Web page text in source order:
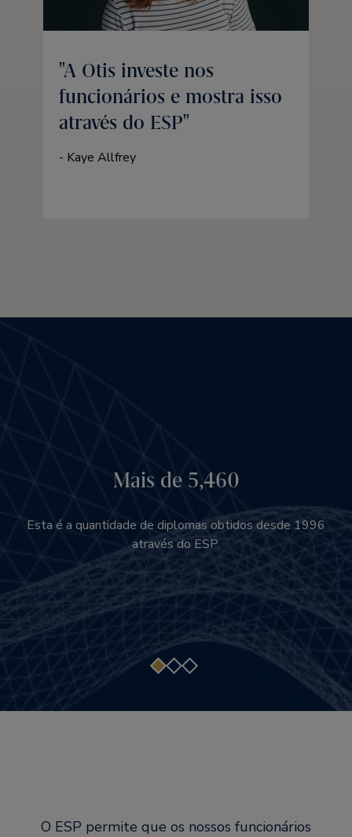
A Otis investe nos
funcionários e mostra isso
através do ESP
- Kaye Allfrey
Mais de 5,460
Esta é a quantidade de diplomas obtidos desde 1996
através do ESP.
$87.6 M
Investidos na educação e no desenvolvimento dos nossos
funcionários.
Mais de 47 países
com a participação de funcionários.
O ESP permite que os nossos funcionários